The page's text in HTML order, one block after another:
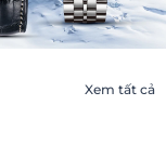
Xem tất cả